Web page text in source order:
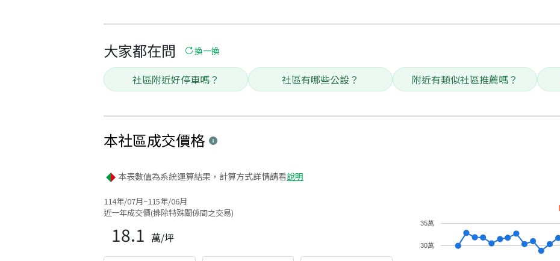
大家都在問 換一換
社區附近好停車嗎？ 社區有哪些公設？ 附近有類似社區推薦嗎？
本社區成交價格
本表數值為系統運算結果，計算方式詳情請看說明
114年/07月~115年/06月
近一年成交價(排除特殊關係間之交易)
18.1 萬/坪
30萬
35萬